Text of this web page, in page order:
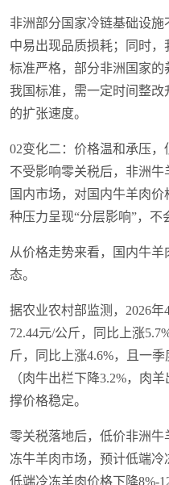
非洲部分国家冷链基础设
中易出现品质损耗；同时
标准严格，部分非洲国家的
我国标准，需一定时间整
的扩张速度。
02变化二：价格温和承压
不受影响零关税后，非洲
国内市场，对国内牛羊肉
种压力呈现“分层影响”，不
从价格走势来看，国内牛
态。
据农业农村部监测，2026
72.44元/公斤，同比上涨
斤，同比上涨4.6%，且一
（肉牛出栏下降3.2%，肉
撑价格稳定。
零关税落地后，低价非洲
冻牛羊肉市场，预计低端冷
低端冷冻羊肉价格下降8%-